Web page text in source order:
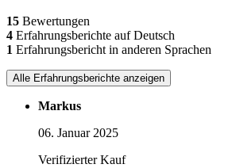
15 Bewertungen
4 Erfahrungsberichte auf Deutsch
1 Erfahrungsbericht in anderen Sprachen
Alle Erfahrungsberichte anzeigen
Markus
06. Januar 2025
Verifizierter Kauf